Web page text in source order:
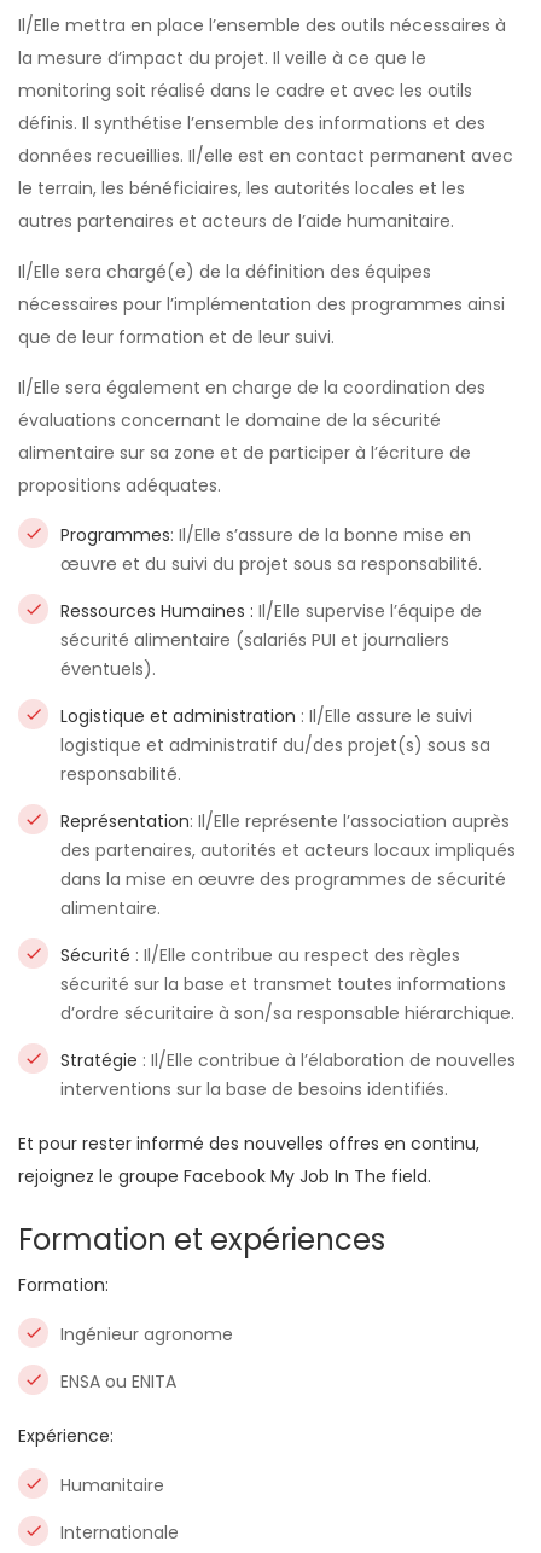
Il/Elle mettra en place l’ensemble des outils nécessaires à
la mesure d’impact du projet. Il veille à ce que le
monitoring soit réalisé dans le cadre et avec les outils
définis. Il synthétise l’ensemble des informations et des
données recueillies. Il/elle est en contact permanent avec
le terrain, les bénéficiaires, les autorités locales et les
autres partenaires et acteurs de l’aide humanitaire.
Il/Elle sera chargé(e) de la définition des équipes
nécessaires pour l’implémentation des programmes ainsi
que de leur formation et de leur suivi.
Il/Elle sera également en charge de la coordination des
évaluations concernant le domaine de la sécurité
alimentaire sur sa zone et de participer à l’écriture de
propositions adéquates.
Programmes: Il/Elle s’assure de la bonne mise en
œuvre et du suivi du projet sous sa responsabilité.
Ressources Humaines : Il/Elle supervise l’équipe de
sécurité alimentaire (salariés PUI et journaliers
éventuels).
Logistique et administration : Il/Elle assure le suivi
logistique et administratif du/des projet(s) sous sa
responsabilité.
Représentation: Il/Elle représente l’association auprès
des partenaires, autorités et acteurs locaux impliqués
dans la mise en œuvre des programmes de sécurité
alimentaire.
Sécurité : Il/Elle contribue au respect des règles
sécurité sur la base et transmet toutes informations
d’ordre sécuritaire à son/sa responsable hiérarchique.
Stratégie : Il/Elle contribue à l’élaboration de nouvelles
interventions sur la base de besoins identifiés.
Et pour rester informé des nouvelles offres en continu,
rejoignez le groupe Facebook My Job In The field.
Formation et expériences
Formation:
Ingénieur agronome
ENSA ou ENITA
Expérience:
Humanitaire
Internationale